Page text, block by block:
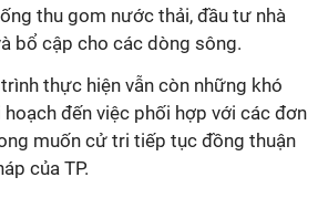
thu gom nước thải, đầu tư nhà
bổ cập cho các dòng sông.
thực hiện vẫn còn những khó
đến việc phối hợp với các đơn
muốn cử tri tiếp tục đồng thuận
của TP.